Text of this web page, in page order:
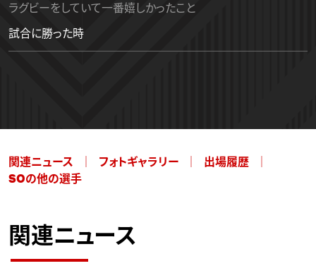
ラグビーをしていて一番嬉しかったこと
試合に勝った時
関連ニュース フォトギャラリー
出場履歴
SOの他の選手
関連ニュース